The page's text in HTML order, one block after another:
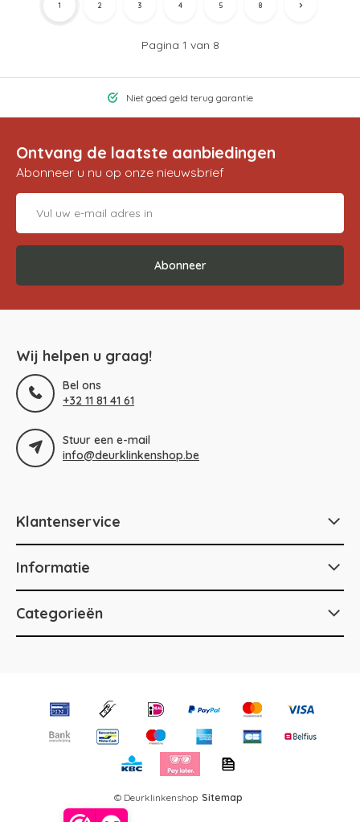
Pagina 1 van 8
1 2 3 4 5 8
Niet goed geld terug garantie
Ontvang de laatste aanbiedingen
Abonneer u nu op onze nieuwsbrief
Abonneer
Wij helpen u graag!
Bel ons
+32 11 81 41 61
Stuur een e-mail
info@deurklinkenshop.be
Klantenservice
Informatie
Categorieën
© Deurklinkenshop Sitemap